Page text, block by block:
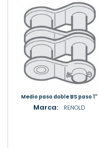
Medio paso doble BS paso 1"
Marca: RENOLD